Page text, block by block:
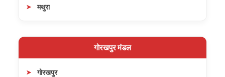
मथुरा
गोरखपुर मंडल
गोरखपुर